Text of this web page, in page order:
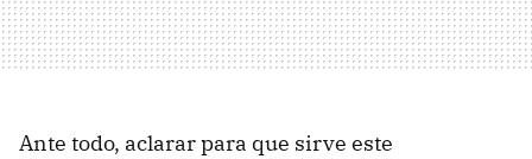
Ante todo, aclarar para que sirve este